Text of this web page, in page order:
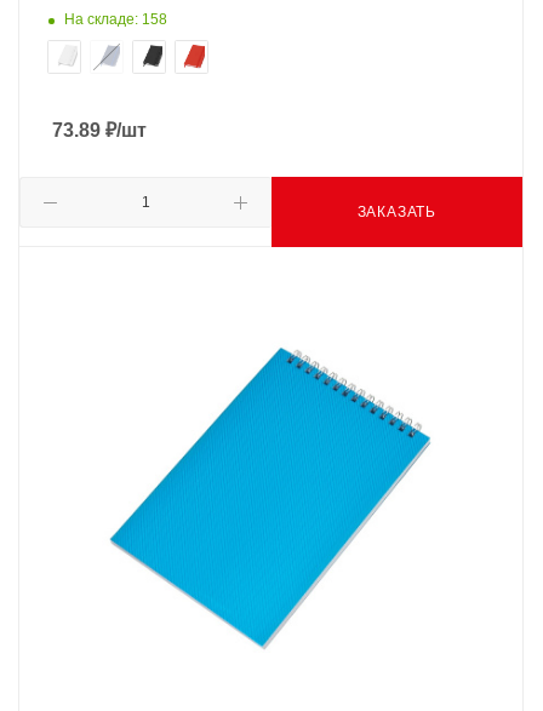
На складе: 158
73.89 ₽/шт
ЗАКАЗАТЬ